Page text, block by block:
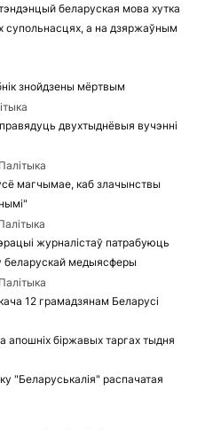
беларуская мова хутка
супольнасцях, а на дзяржаўным
знойдзены мёртвым
правядуць двухтыднёвыя вучэнні
магчымае, каб злачынствы
журналістаў патрабуюць
беларускай медыясферы
12 грамадзянам Беларусі
апошніх біржавых таргах тыдня
"Беларуськалія" распачатая